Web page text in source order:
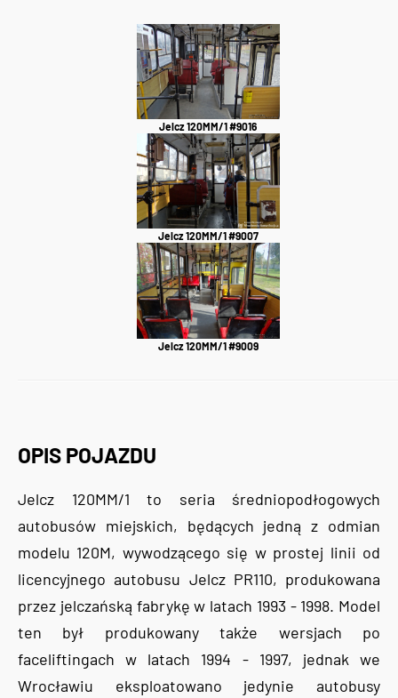
Jelcz 120MM/1 #9016
Jelcz 120MM/1 #9007
Jelcz 120MM/1 #9009
OPIS POJAZDU
Jelcz 120MM/1 to seria średniopodłogowych
autobusów miejskich, będących jedną z odmian
modelu 120M, wywodzącego się w prostej linii od
licencyjnego autobusu Jelcz PR110, produkowana
przez jelczańską fabrykę w latach 1993 - 1998. Model
ten był produkowany także wersjach po
faceliftingach w latach 1994 - 1997, jednak we
Wrocławiu eksploatowano jedynie autobusy